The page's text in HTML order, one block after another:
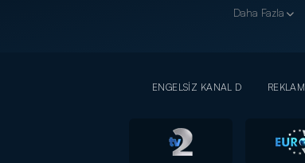
Daha Fazla
ENGELSİZ KANAL D REKLAM